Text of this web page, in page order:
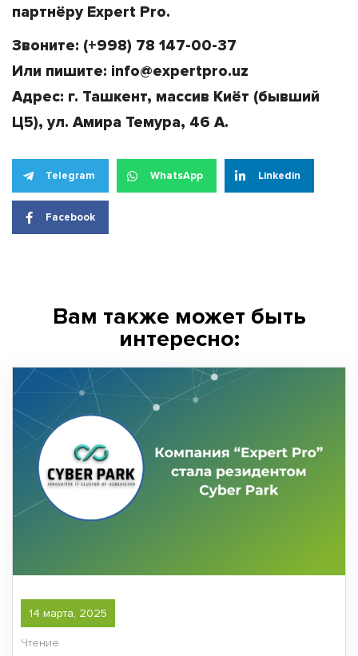
партнёру Expert Pro.
Звоните: (+998) 78 147-00-37
Или пишите: info@expertpro.uz
Адрес: г. Ташкент, массив Киёт (бывший
Ц5), ул. Амира Темура, 46 А.
Telegram WhatsApp Linkedin
Facebook
Вам также может быть
интересно:
14 марта, 2025
Чтение